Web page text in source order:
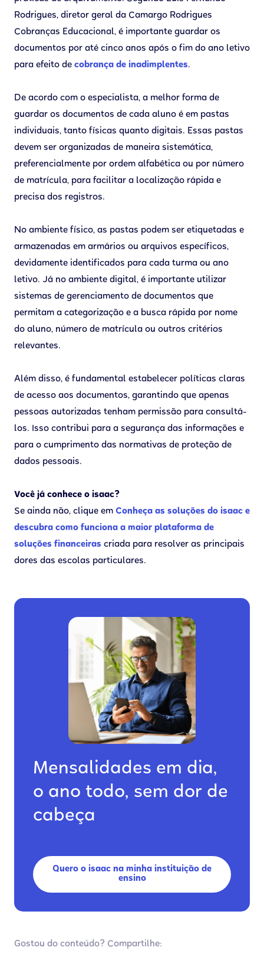
Rodrigues, diretor geral da Camargo Rodrigues
Cobranças Educacional, é importante guardar os
documentos por até cinco anos após o fim do ano letivo
para efeito de cobrança de inadimplentes.
De acordo com o especialista, a melhor forma de
guardar os documentos de cada aluno é em pastas
individuais, tanto físicas quanto digitais. Essas pastas
devem ser organizadas de maneira sistemática,
preferencialmente por ordem alfabética ou por número
de matrícula, para facilitar a localização rápida e
precisa dos registros.
No ambiente físico, as pastas podem ser etiquetadas e
armazenadas em armários ou arquivos específicos,
devidamente identificados para cada turma ou ano
letivo. Já no ambiente digital, é importante utilizar
sistemas de gerenciamento de documentos que
permitam a categorização e a busca rápida por nome
do aluno, número de matrícula ou outros critérios
relevantes.
Além disso, é fundamental estabelecer políticas claras
de acesso aos documentos, garantindo que apenas
pessoas autorizadas tenham permissão para consultá-
los. Isso contribui para a segurança das informações e
para o cumprimento das normativas de proteção de
dados pessoais.
Você já conhece o isaac?
Se ainda não, clique em Conheça as soluções do isaac e
descubra como funciona a maior plataforma de
soluções financeiras criada para resolver as principais
dores das escolas particulares.
Mensalidades em dia,
o ano todo, sem dor de
cabeça
Quero o isaac na minha instituição de
ensino
Gostou do conteúdo? Compartilhe: